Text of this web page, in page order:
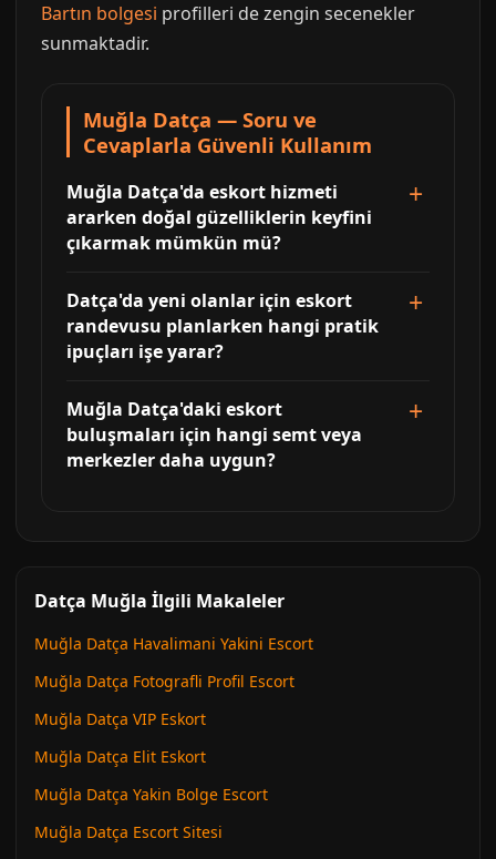
Bartın bolgesi profilleri de zengin secenekler
sunmaktadir.
Muğla Datça — Soru ve
Cevaplarla Güvenli Kullanım
Muğla Datça'da eskort hizmeti
ararken doğal güzelliklerin keyfini
çıkarmak mümkün mü?
Datça'da yeni olanlar için eskort
randevusu planlarken hangi pratik
ipuçları işe yarar?
Muğla Datça'daki eskort
buluşmaları için hangi semt veya
merkezler daha uygun?
Datça Muğla İlgili Makaleler
Muğla Datça Havalimani Yakini Escort
Muğla Datça Fotografli Profil Escort
Muğla Datça VIP Eskort
Muğla Datça Elit Eskort
Muğla Datça Yakin Bolge Escort
Muğla Datça Escort Sitesi